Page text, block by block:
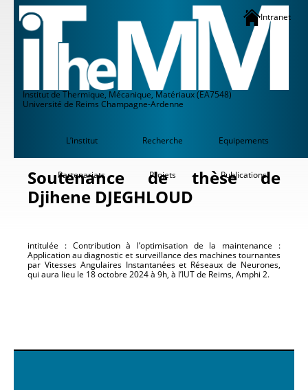
Institut de Thermique, Mécanique, Matériaux (EA7548)
Université de Reims Champagne-Ardenne
L’institut Recherche Equipements
Partenariats Projets Publications
Intranet
Soutenance de thèse de
Djihene DJEGHLOUD
intitulée : Contribution à l’optimisation de la maintenance :
Application au diagnostic et surveillance des machines tournantes
par Vitesses Angulaires Instantanées et Réseaux de Neurones,
qui aura lieu le 18 octobre 2024 à 9h, à l’IUT de Reims, Amphi 2.